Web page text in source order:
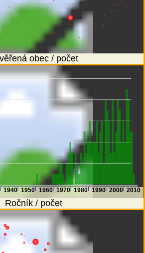
obec / počet
1940 1950 1960 1970 1980 1990 2000 2010
Ročník / počet